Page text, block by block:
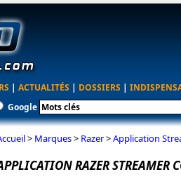
| ACTUALITÉS | DOSSIERS |
Google
> Marques> Razer>Application
RAZER STREAMER